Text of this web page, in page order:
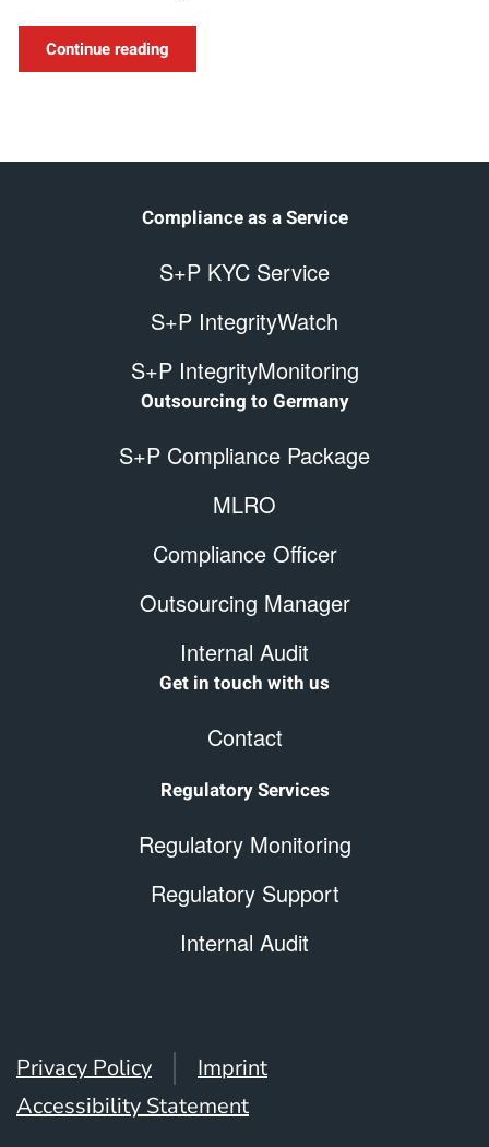
Continue reading
Compliance as a Service
S+P KYC Service
S+P IntegrityWatch
S+P IntegrityMonitoring
Outsourcing to Germany
S+P Compliance Package
MLRO
Compliance Officer
Outsourcing Manager
Internal Audit
Get in touch with us
Contact
Regulatory Services
Regulatory Monitoring
Regulatory Support
Internal Audit
Privacy Policy
Imprint
Accessibility Statement